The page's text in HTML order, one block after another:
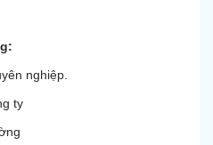
nghiệp.
ty